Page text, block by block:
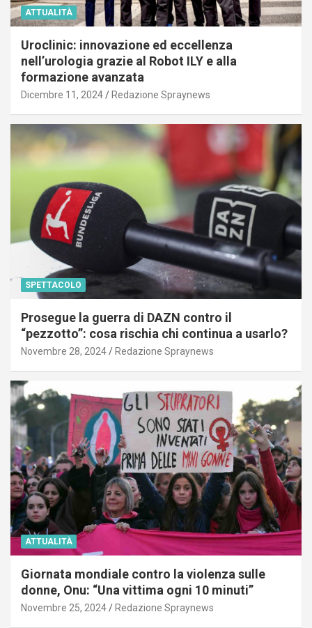
ATTUALITÀ
Uroclinic: innovazione ed eccellenza
nell’urologia grazie al Robot ILY e alla
formazione avanzata
Dicembre 11, 2024 Redazione Spraynews
SPETTACOLO
Prosegue la guerra di DAZN contro il
“pezzotto”: cosa rischia chi continua a usarlo?
Novembre 28, 2024 Redazione Spraynews
ATTUALITÀ
Giornata mondiale contro la violenza sulle
donne, Onu: “Una vittima ogni 10 minuti”
Novembre 25, 2024 Redazione Spraynews